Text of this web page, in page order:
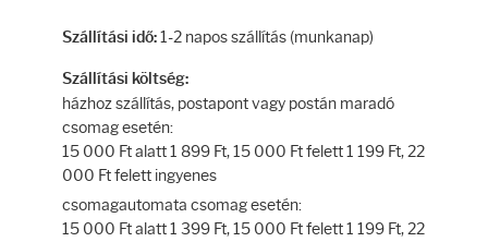
Szállítási idő:1-2 napos szállítás (munkanap)
Szállítási költség:
házhoz szállítás, postapont vagy postán maradó
csomag esetén:
15 000 Ft alatt 1 899 Ft, 15 000 Ft felett 1 199 Ft, 22
000 Ft felett ingyenes
csomagautomata csomag esetén:
15 000 Ft alatt 1 399 Ft, 15 000 Ft felett 1 199 Ft, 22
Torokpasztillák
Fogkrémek
Fényvédelem
Napozás előtt